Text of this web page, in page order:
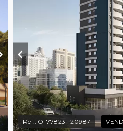
Ref.: O-77823-120987